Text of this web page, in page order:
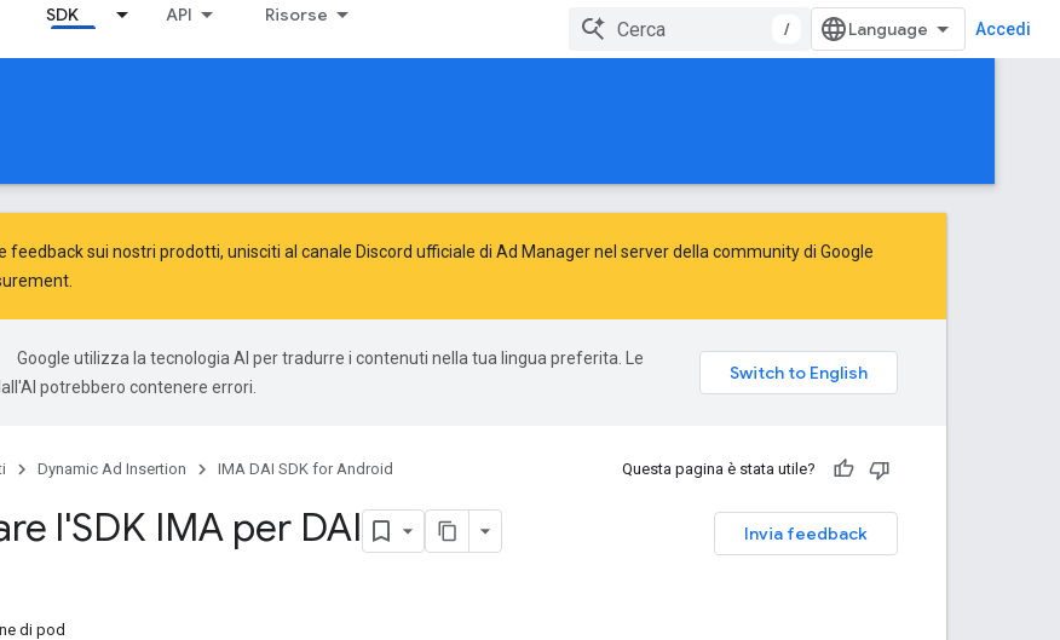
SDK API Risorse
/ Accedi
feedback sui nostri prodotti, unisciti al canale Discord ufficiale di Ad Manager nel server della community di Google
Google utilizza la tecnologia AI per tradurre i contenuti nella tua lingua preferita. Le
potrebbero contenere errori.
Dynamic Ad Insertion IMA DAI SDK for Android Questa pagina è stata utile?
Invia feedback
l'SDK IMA per DAI
di pod